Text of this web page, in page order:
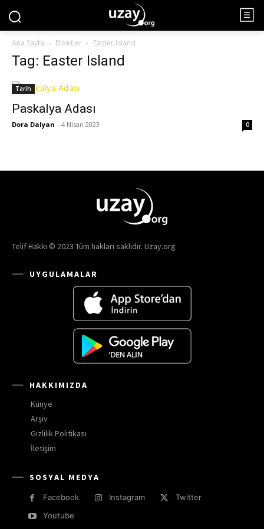
Ana Sayfa Etiketler Easter Island
Tag: Easter Island
Tarih
Paskalya Adası
Dora Dalyan - 4 Nisan 2023 0
Telif Hakkı © 2023 Tüm hakları saklıdır. Uzay.org
UYGULAMALAR
HAKKIMIZDA
Künye
Arşiv
Gizlilik Politikası
İletişim
SOSYAL MEDYA
Facebook Instagram
Twitter
Youtube